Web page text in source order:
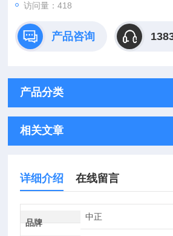
访问量：418
产品咨询
产品分类
相关文章
详细介绍 在线留言
品牌
中正